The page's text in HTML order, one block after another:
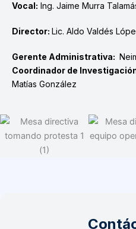
Vocal: Ing. Jaime Murra
Director: Lic. Aldo Valdés
Gerente Administrativa:
Coordinador de
Matías González